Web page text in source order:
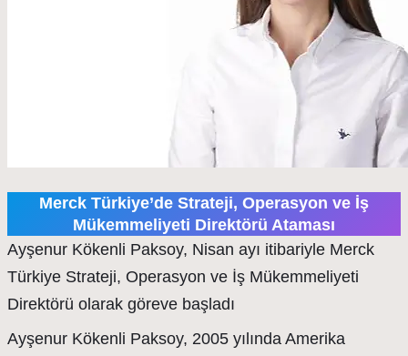
Merck Türkiye’de Strateji, Operasyon ve İş
Mükemmeliyeti Direktörü Ataması
Ayşenur Kökenli Paksoy, Nisan ayı itibariyle Merck
Türkiye Strateji, Operasyon ve İş Mükemmeliyeti
Direktörü olarak göreve başladı
Ayşenur Kökenli Paksoy, 2005 yılında Amerika